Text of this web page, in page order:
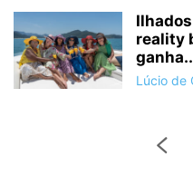
reality
Lúcio de